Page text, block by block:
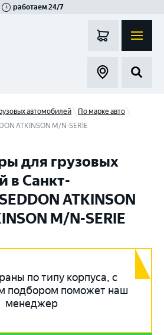
работаем 24/7
автомобилей
По марке авто
ATKINSON M/N-SERIE
для грузовых
в Санкт-
ATKINSON
M/N-SERIE
по типу корпуса, с
подбором поможет наш
менеджер